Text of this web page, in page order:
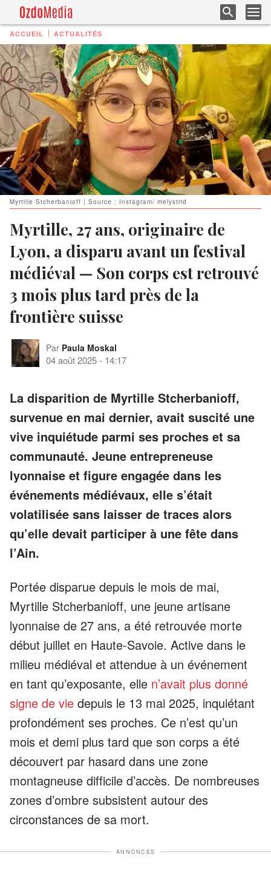
ACCUEIL ACTUALITÉS
Myrtille Stcherbanioff | Source : Instagram/ melystrid
Myrtille, 27 ans, originaire de
Lyon, a disparu avant un festival
médiéval — Son corps est retrouvé
3 mois plus tard près de la
frontière suisse
Par Paula Moskal
04 août 2025- 14:17
La disparition de Myrtille Stcherbanioff,
survenue en mai dernier, avait suscité une
vive inquiétude parmi ses proches et sa
communauté. Jeune entrepreneuse
lyonnaise et figure engagée dans les
événements médiévaux, elle s’était
volatilisée sans laisser de traces alors
qu’elle devait participer à une fête dans
l’Ain.
Portée disparue depuis le mois de mai,
Myrtille Stcherbanioff, une jeune artisane
lyonnaise de 27 ans, a été retrouvée morte
début juillet en Haute-Savoie. Active dans le
milieu médiéval et attendue à un événement
en tant qu’exposante, elle n’avait plus donné
signe de vie depuis le 13 mai 2025, inquiétant
profondément ses proches. Ce n’est qu’un
mois et demi plus tard que son corps a été
découvert par hasard dans une zone
montagneuse difficile d’accès. De nombreuses
zones d’ombre subsistent autour des
circonstances de sa mort.
ANNONCES